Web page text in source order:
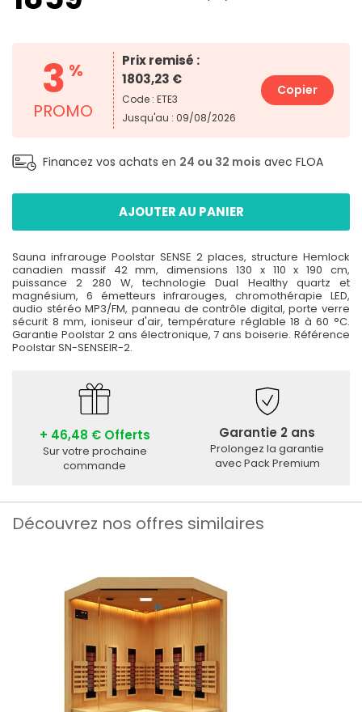
3 %
PROMO
Prix remisé :
1803,23 €
Code : ETE3
Jusqu'au : 09/08/2026
Copier
Financez vos achats en 24 ou 32 mois avec FLOA
AJOUTER AU PANIER
Sauna infrarouge Poolstar SENSE 2 places, structure Hemlock
canadien massif 42 mm, dimensions 130 x 110 x 190 cm,
puissance 2 280 W, technologie Dual Healthy quartz et
magnésium, 6 émetteurs infrarouges, chromothérapie LED,
audio stéréo MP3/FM, panneau de contrôle digital, porte verre
sécurit 8 mm, ioniseur d'air, température réglable 18 à 60 °C.
Garantie Poolstar 2 ans électronique, 7 ans boiserie. Référence
Poolstar SN-SENSEIR-2.
+ 46,48 € Offerts
Sur votre prochaine
commande
Garantie 2 ans
Prolongez la garantie
avec Pack Premium
Découvrez nos offres similaires